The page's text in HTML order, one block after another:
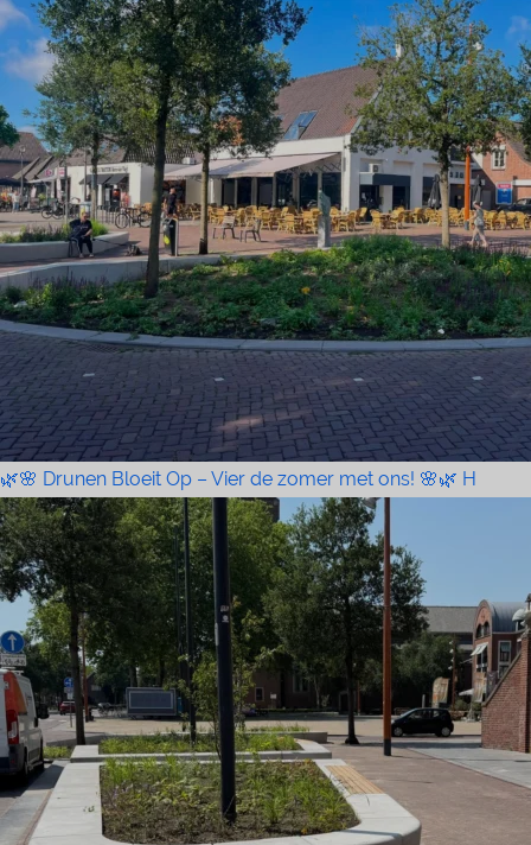
🌿🌸 Drunen Bloeit Op – Vier de zomer met ons! 🌸🌿 H